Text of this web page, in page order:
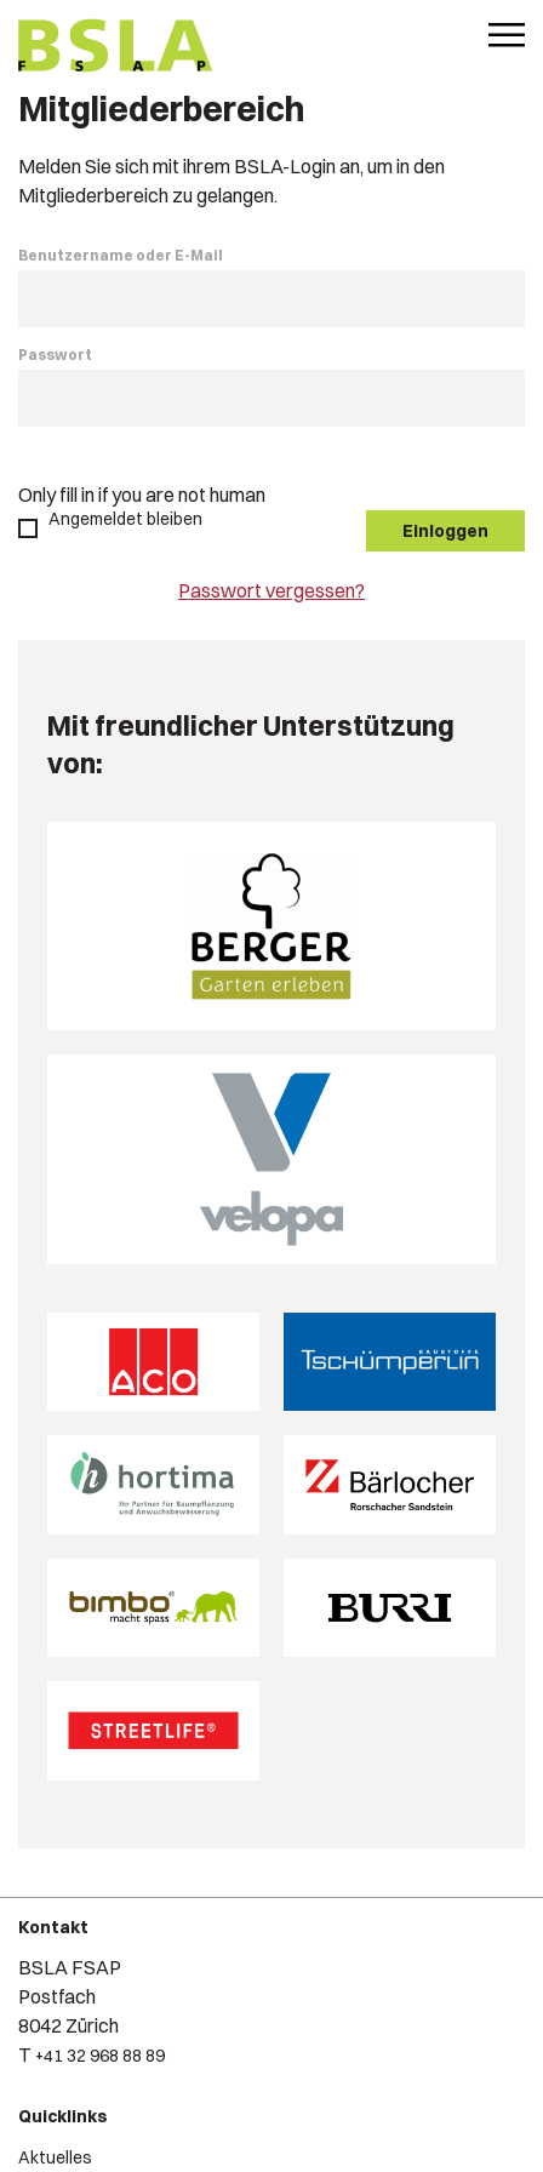
Mitgliederbereich
Melden Sie sich mit ihrem BSLA-Login an, um in den
Mitgliederbereich zu gelangen.
Benutzername oder E-Mail
Passwort
Only fill in if you are not human
Angemeldet bleiben
Passwort vergessen?
Mit freundlicher Unterstützung
von:
Kontakt
BSLA FSAP
Postfach
8042 Zürich
T +41 32 968 88 89
Quicklinks
Aktuelles